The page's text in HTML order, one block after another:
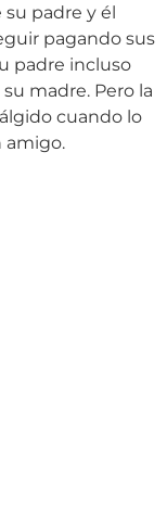
padre y él
pagando sus
padre incluso
madre. Pero la
cuando lo
amigo.